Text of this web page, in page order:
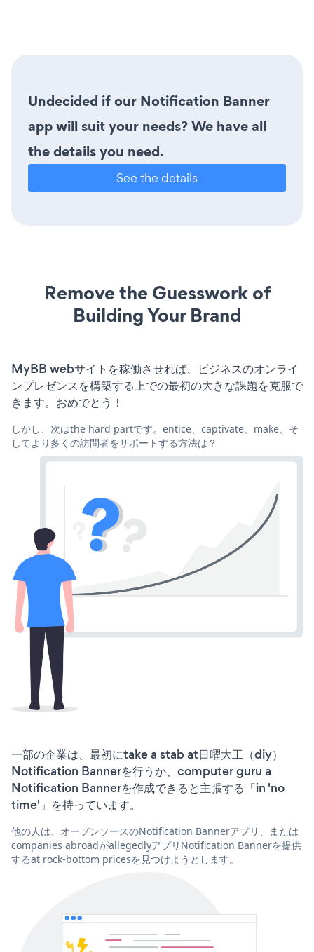
Undecided if our Notification Banner
app will suit your needs? We have all
the details you need.
See the details
Remove the Guesswork of
Building Your Brand
MyBB webサイトを稼働させれば、ビジネスのオンライ
ンプレゼンスを構築する上での最初の大きな課題を克服で
きます。おめでとう！
しかし、次はthe hard partです。entice、captivate、make、そ
してより多くの訪問者をサポートする方法は？
一部の企業は、最初にtake a stab at日曜大工（diy）
Notification Bannerを行うか、computer guru a
Notification Bannerを作成できると主張する「in 'no
time'」を持っています。
他の人は、オープンソースのNotification Bannerアプリ、または
companies abroadがallegedlyアプリNotification Bannerを提供
するat rock-bottom pricesを見つけようとします。